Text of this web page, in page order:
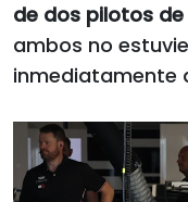
de dos pilotos
ambos no
inmediatamente